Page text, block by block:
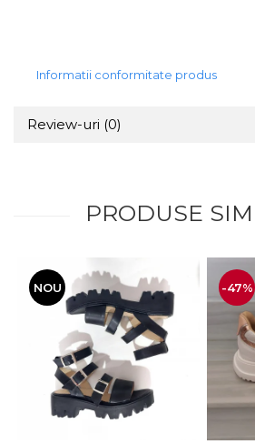
Informatii conformitate produs
Review-uri (0)
PRODUSE
NOU -47%